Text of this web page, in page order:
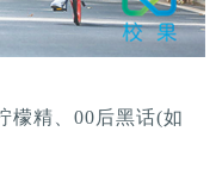
檬精、00后黑话(如